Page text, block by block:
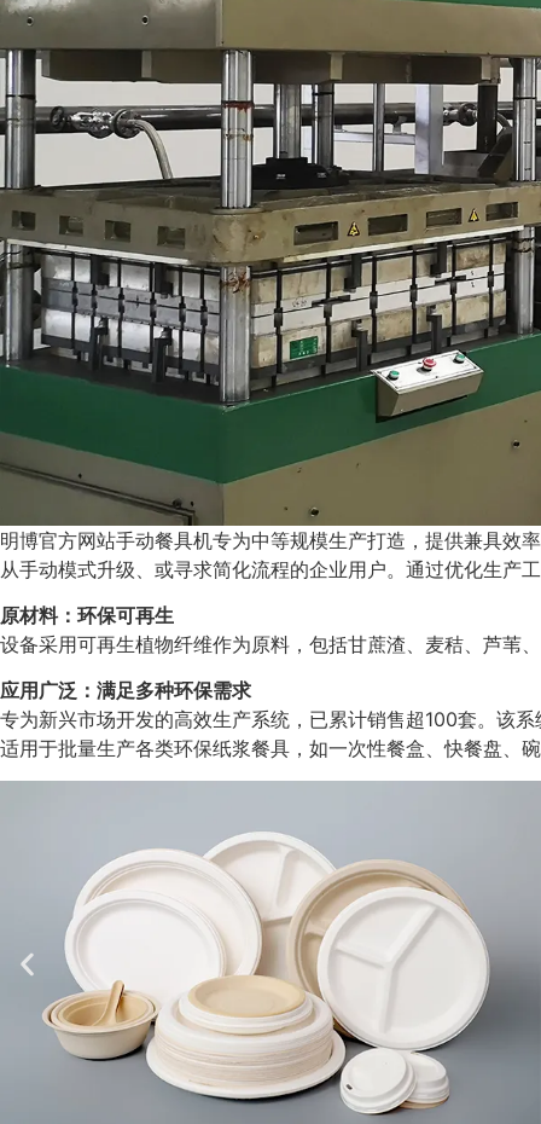
明博官方网站手动餐具机专为中等规模生产打造，提供兼具效
从手动模式升级、或寻求简化流程的企业用户。通过优化生产
原材料：环保可再生
设备采用可再生植物纤维作为原料，包括甘蔗渣、麦秸、芦苇
应用广泛：满足多种环保需求
专为新兴市场开发的高效生产系统，已累计销售超100套。该
适用于批量生产各类环保纸浆餐具，如一次性餐盒、快餐盘、